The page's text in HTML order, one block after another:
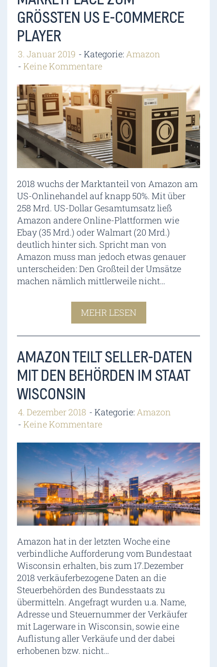
GRÖSSTEN US E-COMMERCE P
LAYER
3. Januar 2019 Kategorie:Amazon
Keine Kommentare
2018 wuchs der Marktanteil von Amazon am
US-Onlinehandel auf knapp 50%. Mit über
258 Mrd. US-Dollar Gesamtumsatz ließ
Amazon andere Online-Plattformen wie
Ebay (35 Mrd.) oder Walmart (20 Mrd.)
deutlich hinter sich. Spricht man von
Amazon muss man jedoch etwas genauer
unterscheiden: Den Großteil der Umsätze
machen nämlich mittlerweile nicht…
MEHR LESEN
AMAZON TEILT SELLER-DATEN
MIT DEN BEHÖRDEN IM STAAT
WISCONSIN
4. Dezember 2018 Kategorie:Amazon
Keine Kommentare
Amazon hat in der letzten Woche eine
verbindliche Aufforderung vom Bundestaat
Wisconsin erhalten, bis zum 17.Dezember
2018 verkäuferbezogene Daten an die
Steuerbehörden des Bundesstaats zu
übermitteln. Angefragt wurden u.a. Name,
Adresse und Steuernummer der Verkäufer
mit Lagerware in Wisconsin, sowie eine
Auflistung aller Verkäufe und der dabei
erhobenen bzw. nicht…